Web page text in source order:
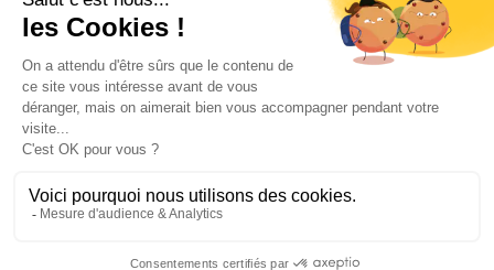
Médias
Mentions légalesPolitique de confidentialité